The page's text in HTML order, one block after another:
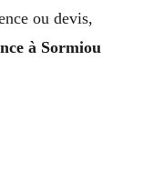
ou devis,
à Sormiou